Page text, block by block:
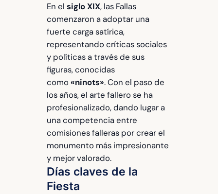
En el siglo XIX, las Fallas
comenzaron a adoptar una
fuerte carga satírica,
representando críticas sociales
y políticas a través de sus
figuras, conocidas
como«ninots». Con el paso de
los años, el arte fallero se ha
profesionalizado, dando lugar a
una competencia entre
comisiones falleras por crear el
monumento más impresionante
y mejor valorado.
Días claves de la
Fiesta